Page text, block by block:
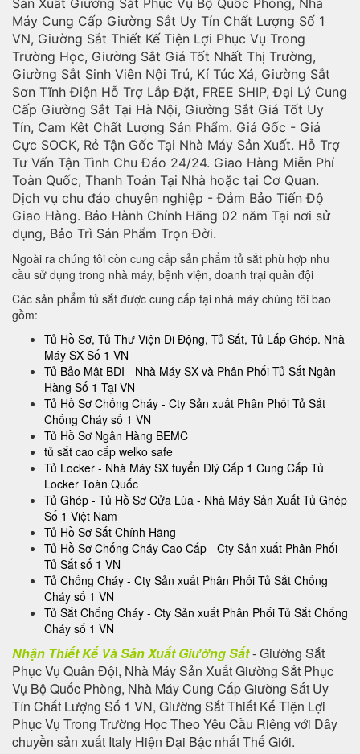
Sản Xuất Giường Sắt Phục Vụ Bộ Quốc Phòng, Nhà
Máy Cung Cấp Giường Sắt Uy Tín Chất Lượng Số 1
VN, Giường Sắt Thiết Kế Tiện Lợi Phục Vụ Trong
Trường Học, Giường Sắt Giá Tốt Nhất Thị Trường,
Giường Sắt Sinh Viên Nội Trú, Kí Túc Xá, Giường Sắt
Sơn Tĩnh Điện Hỗ Trợ Lắp Đặt, FREE SHIP, Đại Lý Cung
Cấp Giường Sắt Tại Hà Nội, Giường Sắt Giá Tốt Uy
Tín, Cam Kêt Chất Lượng Sản Phẩm. Giá Gốc - Giá
Cực SOCK, Rẻ Tận Gốc Tại Nhà Máy Sản Xuất. Hỗ Trợ
Tư Vấn Tận Tình Chu Đáo 24/24. Giao Hàng Miễn Phí
Toàn Quốc, Thanh Toán Tại Nhà hoặc tại Cơ Quan.
Dịch vụ chu đáo chuyên nghiệp - Đảm Bảo Tiến Độ
Giao Hàng. Bảo Hành Chính Hãng 02 năm Tại nơi sử
dụng, Bảo Trì Sản Phẩm Trọn Đời.
Ngoài ra chúng tôi còn cung cấp sản phẩm tủ sắt phù hợp nhu
cầu sử dụng trong nhà máy, bệnh viện, doanh trại quân đội
Các sản phẩm tủ sắt được cung cấp tại nhà máy chúng tôi bao
gồm:
Tủ Hồ Sơ, Tủ Thư Viện Di Động, Tủ Sắt, Tủ Lắp Ghép. Nhà
Máy SX Số 1 VN
Tủ Bảo Mật BDI - Nhà Máy SX và Phân Phối Tủ Sắt Ngân
Hàng Số 1 Tại VN
Tủ Hồ Sơ Chống Cháy - Cty Sản xuất Phân Phối Tủ Sắt
Chống Cháy số 1 VN
Tủ Hồ Sơ Ngân Hàng BEMC
tủ sắt cao cấp welko safe
Tủ Locker - Nhà Máy SX tuyển Đlý Cấp 1 Cung Cấp Tủ
Locker Toàn Quốc
Tủ Ghép - Tủ Hồ Sơ Cửa Lùa - Nhà Máy Sản Xuất Tủ Ghép
Số 1 Việt Nam
Tủ Hồ Sơ Sắt Chính Hãng
Tủ Hồ Sơ Chống Cháy Cao Cấp - Cty Sản xuất Phân Phối
Tủ Sắt số 1 VN
Tủ Chống Cháy - Cty Sản xuất Phân Phối Tủ Sắt Chống
Cháy số 1 VN
Tủ Sắt Chống Cháy - Cty Sản xuất Phân Phối Tủ Sắt Chống
Cháy số 1 VN
Nhận Thiết Kế Và Sản Xuất Giường Sắt- Giường Sắt
Phục Vụ Quân Đội, Nhà Máy Sản Xuất Giường Sắt Phục
Vụ Bộ Quốc Phòng, Nhà Máy Cung Cấp Giường Sắt Uy
Tín Chất Lượng Số 1 VN, Giường Sắt Thiết Kế Tiện Lợi
Phục Vụ Trong Trường Học Theo Yêu Cầu Riêng với Dây
chuyền sản xuất Italy Hiện Đại Bậc nhất Thế Giới.